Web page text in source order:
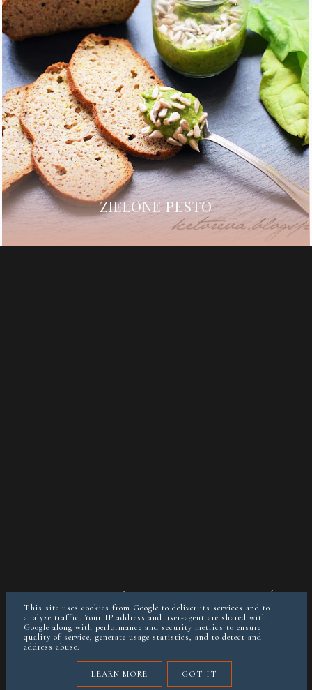
ZIELONE PESTO
POSTAW MI KAWĘ JEŚLI CHCESZ
instagram @keto__reva
COPYRIGHT ©KETOREVA.PL (BLOG&DIETETYKA)
BLOG DESIGN:
KAROGRAFIA.PL
This site uses cookies from Google to deliver its services and to
analyze traffic. Your IP address and user-agent are shared with
Google along with performance and security metrics to ensure
quality of service, generate usage statistics, and to detect and
address abuse.
LEARN MORE GOT IT